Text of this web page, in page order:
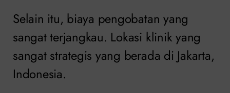
Selain itu, biaya pengobatan yang
sangat terjangkau. Lokasi klinik yang
sangat strategis yang berada di Jakarta,
Indonesia.